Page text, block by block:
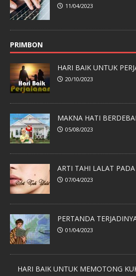
11/04/2023
PRIMBON
HARI BAIK UNTUK
20/10/2023
MAKNA HATI
05/08/2023
ARTI TAHI LALAT
07/04/2023
PERTANDA
01/04/2023
HARI BAIK UNTUK MEMOTONG